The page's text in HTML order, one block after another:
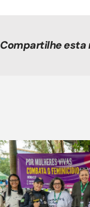
Compartilhe esta